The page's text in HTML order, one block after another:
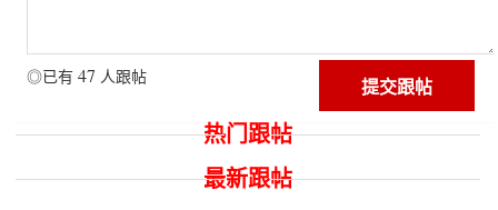
◎已有 47 人跟帖
热门跟帖
最新跟帖